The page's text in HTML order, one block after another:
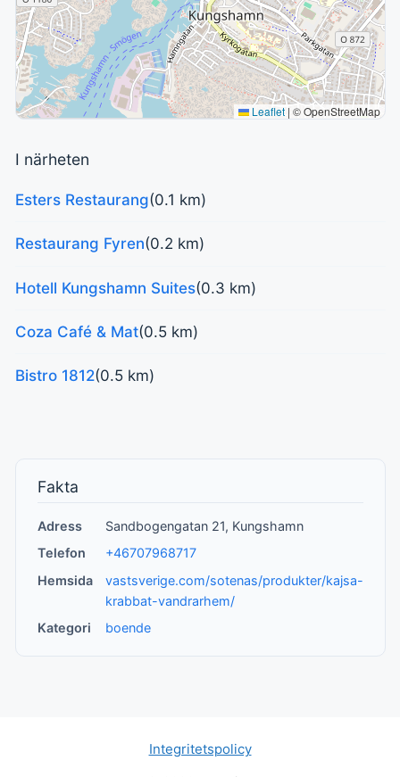
Leaflet | © OpenStreetMap
I närheten
Esters Restaurang(0.1 km)
Restaurang Fyren(0.2 km)
Hotell Kungshamn Suites(0.3 km)
Coza Café & Mat(0.5 km)
Bistro 1812(0.5 km)
Fakta
Adress
Sandbogengatan 21, Kungshamn
Telefon
+46707968717
Hemsida
vastsverige.com/sotenas/produkter/kajsa-
krabbat-vandrarhem/
Kategori
boende
Integritetspolicy